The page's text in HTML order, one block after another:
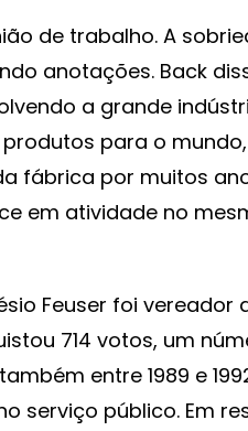
de trabalho. A
anotações. Back
a grande
para o
fábrica por muitos
em atividade no
Feuser foi vereador
714 votos, um
entre 1989 e
serviço público. Em